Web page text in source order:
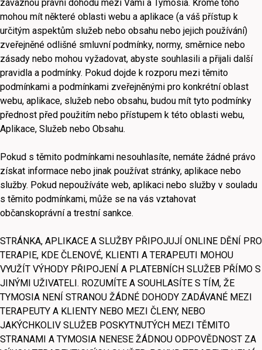
závaznou právní dohodu mezi Vámi a Tymosia. Kromě toho
mohou mít některé oblasti webu a aplikace (a váš přístup k
určitým aspektům služeb nebo obsahu nebo jejich používání)
zveřejněné odlišné smluvní podmínky, normy, směrnice nebo
zásady nebo mohou vyžadovat, abyste souhlasili a přijali další
pravidla a podmínky. Pokud dojde k rozporu mezi těmito
podmínkami a podmínkami zveřejněnými pro konkrétní oblast
webu, aplikace, služeb nebo obsahu, budou mít tyto podmínky
přednost před použitím nebo přístupem k této oblasti webu,
Aplikace, Služeb nebo Obsahu.
Pokud s těmito podmínkami nesouhlasíte, nemáte žádné právo
získat informace nebo jinak používat stránky, aplikace nebo
služby. Pokud nepoužíváte web, aplikaci nebo služby v souladu
s těmito podmínkami, může se na vás vztahovat
občanskoprávní a trestní sankce.
STRÁNKA, APLIKACE A SLUŽBY PŘIPOJUJÍ ONLINE DĚNÍ PRO
TERAPIE, KDE ČLENOVÉ, KLIENTI A TERAPEUTI MOHOU
VYUŽÍT VÝHODY PŘIPOJENÍ A PLATEBNÍCH SLUŽEB PŘÍMO S
JINÝMI UŽIVATELI. ROZUMÍTE A SOUHLASÍTE S TÍM, ŽE
TYMOSIA NENÍ STRANOU ŽÁDNÉ DOHODY ZADÁVANÉ MEZI
TERAPEUTY A KLIENTY NEBO MEZI ČLENY, NEBO
JAKÝCHKOLIV SLUŽEB POSKYTNUTÝCH MEZI TĚMITO
STRANAMI A TYMOSIA NENESE ŽÁDNOU ODPOVĚDNOST ZA